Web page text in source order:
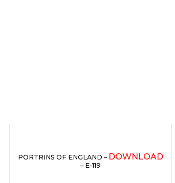
PORTRINS OF ENGLAND – DOWNLOAD
– E-119